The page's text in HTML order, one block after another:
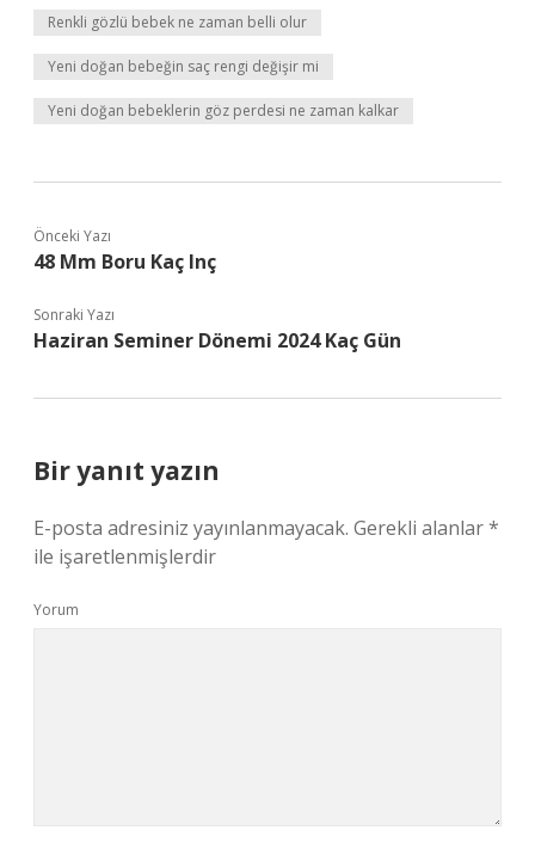
Renkli gözlü bebek ne zaman belli olur
Yeni doğan bebeğin saç rengi değişir mi
Yeni doğan bebeklerin göz perdesi ne zaman kalkar
Önceki Yazı
48 Mm Boru Kaç Inç
Sonraki Yazı
Haziran Seminer Dönemi 2024 Kaç Gün
Bir yanıt yazın
E-posta adresiniz yayınlanmayacak. Gerekli alanlar*
ile işaretlenmişlerdir
Yorum